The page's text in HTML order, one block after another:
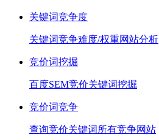
关键词竞争度
关键词竞争难度/权重网站分析
竞价词挖掘
百度SEM竞价关键词挖掘
竞价词竞争
查询竞价关键词所有竞争网站